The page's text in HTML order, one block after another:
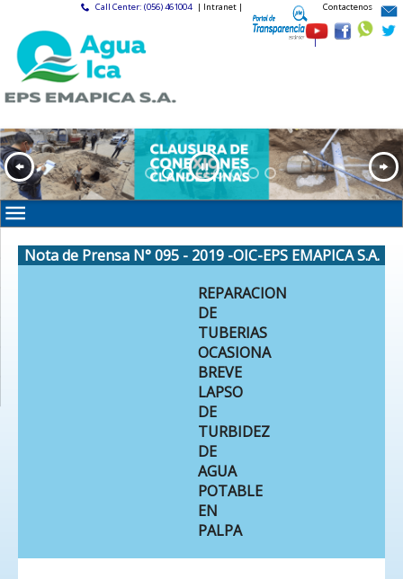
Call Center: (056) 461004 | Intranet |
|
Contactenos
Nota de Prensa N° 095 - 2019 -OIC-EPS EMAPICA S.A.
REPARACION
DE
TUBERIAS
OCASIONA
BREVE
LAPSO
DE
TURBIDEZ
DE
AGUA
POTABLE
EN
PALPA